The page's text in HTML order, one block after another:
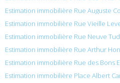
Estimation immobilière Rue Auguste
Estimation immobilière Rue Vieille
Estimation immobilière Rue Neuve
Estimation immobilière Rue Arthur
Estimation immobilière Rue des Bons
Estimation immobilière Place Albert